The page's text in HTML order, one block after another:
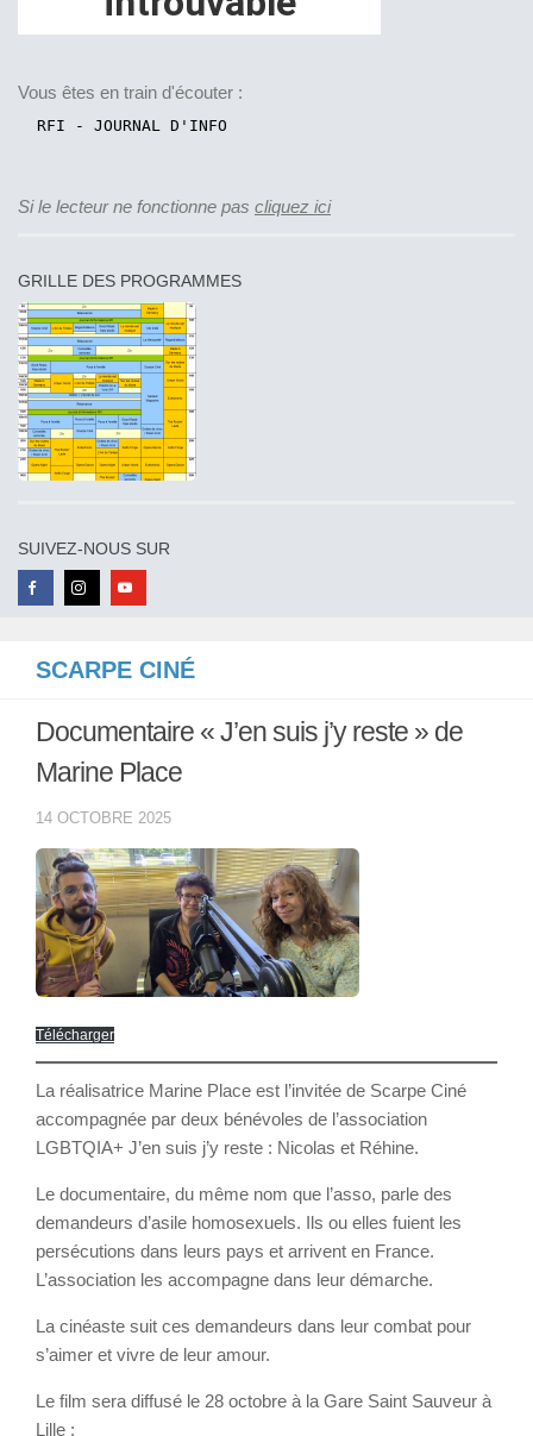
SCARPE CINÉ
Documentaire « J’en suis j’y reste » de
Marine Place
14 OCTOBRE 2025
Télécharger
La réalisatrice Marine Place est l’invitée de Scarpe Ciné
accompagnée par deux bénévoles de l’association
LGBTQIA+ J’en suis j’y reste : Nicolas et Réhine.
Le documentaire, du même nom que l’asso, parle des
demandeurs d’asile homosexuels. Ils ou elles fuient les
persécutions dans leurs pays et arrivent en France.
L’association les accompagne dans leur démarche.
La cinéaste suit ces demandeurs dans leur combat pour
s’aimer et vivre de leur amour.
Le film sera diffusé le 28 octobre à la Gare Saint Sauveur à
Lille :
Vous êtes en train d'écouter :
Si le lecteur ne fonctionne pas cliquez ici
GRILLE DES PROGRAMMES
SUIVEZ-NOUS SUR